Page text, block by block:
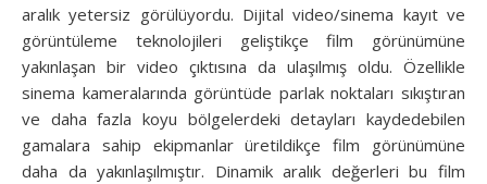
aralık yetersiz görülüyordu. Dijital video/sinema kayıt ve
görüntüleme teknolojileri geliştikçe film görünümüne
yakınlaşan bir video çıktısına da ulaşılmış oldu. Özellikle
sinema kameralarında görüntüde parlak noktaları sıkıştıran
ve daha fazla koyu bölgelerdeki detayları kaydedebilen
gamalara sahip ekipmanlar üretildikçe film görünümüne
daha da yakınlaşılmıştır. Dinamik aralık değerleri bu film